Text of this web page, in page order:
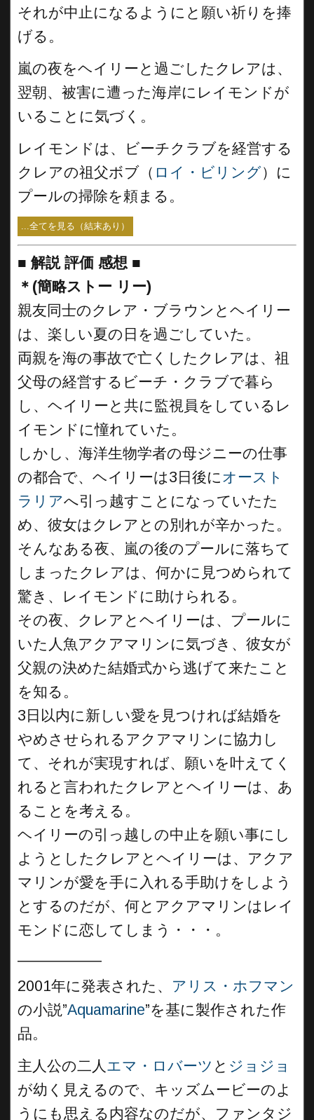
それが中止になるようにと願い祈りを捧
げる。
嵐の夜をヘイリーと過ごしたクレアは、
翌朝、被害に遭った海岸にレイモンドが
いることに気づく。
レイモンドは、ビーチクラブを経営する
クレアの祖父ボブ（ ロイ・ビリング）に
プールの掃除を頼まる。
...全てを見る（結末あり）
■ 解説 評価 感想 ■
＊(簡略ストー リー)
親友同士のクレア・ブラウンとヘイリー
は、楽しい夏の日を過ごしていた。
両親を海の事故で亡くしたクレアは、祖
父母の経営するビーチ・クラブで暮ら
し、ヘイリーと共に監視員をしているレ
イモンドに憧れていた。
しかし、海洋生物学者の母ジニーの仕事
の都合で、ヘイリーは3日後にオースト
ラリアへ引っ越すことになっていたた
め、彼女はクレアとの別れが辛かった。
そんなある夜、嵐の後のプールに落ちて
しまったクレアは、何かに見つめられて
驚き、レイモンドに助けられる。
その夜、クレアとヘイリーは、プールに
いた人魚アクアマリンに気づき、彼女が
父親の決めた結婚式から逃げて来たこと
を知る。
3日以内に新しい愛を見つければ結婚を
やめさせられるアクアマリンに協力し
て、それが実現すれば、願いを叶えてく
れると言われたクレアとヘイリーは、あ
ることを考える。
ヘイリーの引っ越しの中止を願い事にし
ようとしたクレアとヘイリーは、アクア
マリンが愛を手に入れる手助けをしよう
とするのだが、何とアクアマリンはレイ
モンドに恋してしまう・・・。
2001年に発表された、 アリス・ホフマン
の小説”Aquamarine”を基に製作された作
品。
主人公の二人エマ・ロバーツ と ジョジョ
が幼く見えるので、キッズムービーのよ
うにも思える内容なのだが、ファンタジ